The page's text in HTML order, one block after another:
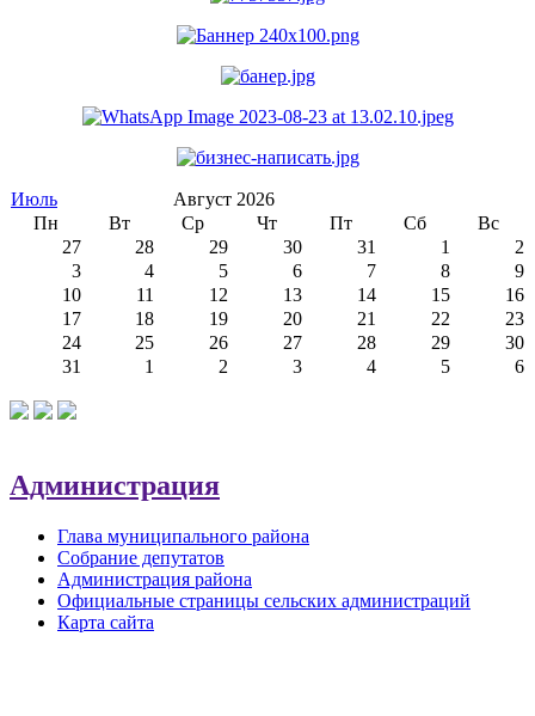
Июль
Август 2026
Пн
Вт Ср Чт Пт Сб
Вс
27
28 29 30 31 1
2
3
4 5 6 7 8
9
10
11 12 13 14 15
16
17
18 19 20 21 22
23
24
25 26 27 28 29
30
31
1 2 3 4 5 6
Администрация
Глава муниципального района
Собрание депутатов
Администрация района
Официальные страницы сельских администраций
Карта сайта